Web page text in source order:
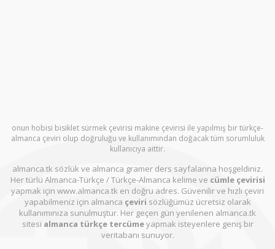
onun hobisi bisiklet sürmek çevirisi makine çevirisi ile yapılmış bir türkçe-
almanca çeviri olup doğruluğu ve kullanımından doğacak tüm sorumluluk
kullanıcıya aittir.
almanca.tk sözlük ve almanca gramer ders sayfalarına hoşgeldiniz.
Her türlü Almanca-Türkçe / Türkçe-Almanca kelime ve cümle çevirisi
yapmak için www.almanca.tk en doğru adres. Güvenilir ve hızlı çeviri
yapabilmeniz için almanca çeviri sözlüğümüz ücretsiz olarak
kullanımınıza sunulmuştur. Her geçen gün yenilenen almanca.tk
sitesi almanca türkçe tercümeyapmak isteyenlere geniş bir
veritabanı sunuyor.